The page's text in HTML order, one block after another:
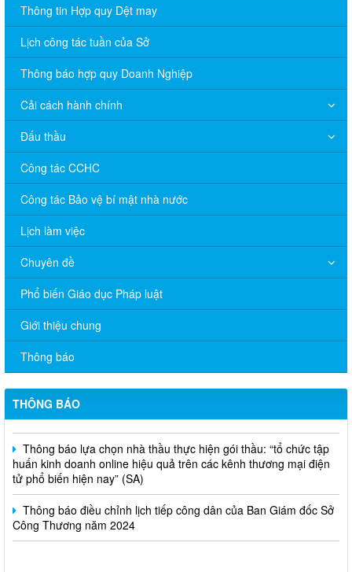
Thông tin Hợp quy Dệt may
Lịch công tác tuần của Sở
Thông báo hợp quy Doanh Nghiệp
Cải cách hành chính
Đấu thầu
Công tác CCHC
Công tác Bảo vệ bí mật nhà nước
Lịch làm việc
Chuyên đề
Phổ biến Giáo dục Pháp luật
Giới thiệu chung
Thông báo
THÔNG BÁO
V/v đề nghị báo cáo hệ thống phân phối, nhãn hiệu hàng hóa
và hoạt động mua bán khí trên địa bàn tỉnh năm 2025 (nhắc lần
Thông báo bán thanh lý tài sản công theo hình thức chỉ định
Thông báo lựa chọn nhà thầu thực hiện gói thầu: “tổ chức tập
huấn kinh doanh online hiệu quả trên các kênh thương mại điện
tử phổ biến hiện nay” (SA)
Thông báo điều chỉnh lịch tiếp công dân của Ban Giám đốc Sở
Công Thương năm 2024